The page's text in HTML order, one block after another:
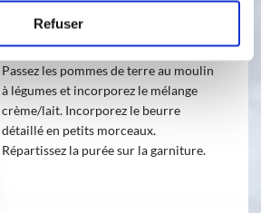
Refuser
Faites chauffer le lait avec la crème et
l’assaisonnement.
Passez les pommes de terre au moulin
à légumes et incorporez le mélange
crème/lait. Incorporez le beurre
détaillé en petits morceaux.
Répartissez la purée sur la garniture.